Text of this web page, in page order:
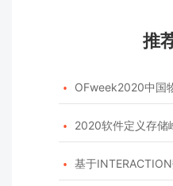
推
 OFweek2020中国
 2020软件定义存储
 基于INTERACTION数